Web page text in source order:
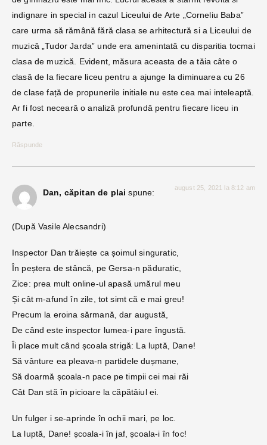
indignare in special in cazul Liceului de Arte „Corneliu Baba”
care urma să rămână fără clasa se arhitectură si a Liceului de
muzică „Tudor Jarda” unde era amenintată cu disparitia tocmai
clasa de muzică. Evident, măsura aceasta de a tăia câte o
clasă de la fiecare liceu pentru a ajunge la diminuarea cu 26
de clase față de propunerile initiale nu este cea mai inteleaptă.
Ar fi fost neceară o analiză profundă pentru fiecare liceu in
parte.
Răspunde
Dan, căpitan de plai spune: august 25, 2021 la 8:12 am
(După Vasile Alecsandri)
Inspector Dan trăiește ca șoimul singuratic,
În peștera de stâncă, pe Gersa-n păduratic,
Zice: prea mult online-ul apasă umărul meu
Și cât m-afund în zile, tot simt că e mai greu!
Precum la eroina sărmană, dar augustă,
De când este inspector lumea-i pare îngustă.
Îi place mult când școala strigă: La luptă, Dane!
Să vânture ea pleava-n partidele dușmane,
Să doarmă școala-n pace pe timpii cei mai răi
Cât Dan stă în picioare la căpătâiul ei.
Un fulger i se-aprinde în ochii mari, pe loc.
La luptă, Dane! școala-i în jaf, școala-i în foc!